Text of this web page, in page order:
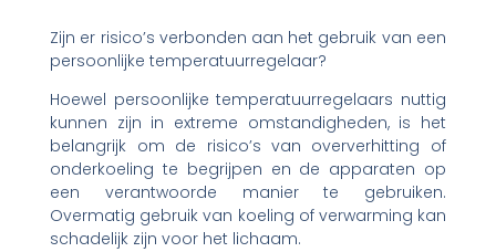
Zijn er risico’s verbonden aan het gebruik van een
persoonlijke temperatuurregelaar?
Hoewel persoonlijke temperatuurregelaars nuttig
kunnen zijn in extreme omstandigheden, is het
belangrijk om de risico’s van oververhitting of
onderkoeling te begrijpen en de apparaten op
een verantwoorde manier te gebruiken.
Overmatig gebruik van koeling of verwarming kan
schadelijk zijn voor het lichaam.